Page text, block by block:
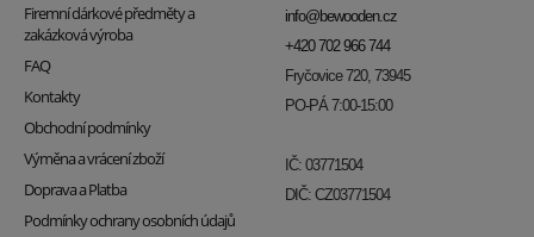
Firemní dárkové předměty a
zakázková výroba
FAQ
Kontakty
Obchodní podmínky
Výměna a vrácení zboží
Doprava a Platba
Podmínky ochrany osobních údajů
info@bewooden.cz
+420 702 966 744
Fryčovice 720, 73945
PO-PÁ 7:00-15:00
IČ: 03771504
DIČ: CZ03771504